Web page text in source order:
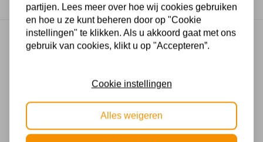
Gratis verzending
Gratis verzending in NL vanaf € 50,-
Makkelijk retourneren
Veilig online betalen
Veilig achteraf betalen met Klarna
partijen. Lees meer over hoe wij cookies gebruiken
en hoe u ze kunt beheren door op "Cookie
instellingen" te klikken. Als u akkoord gaat met ons
gebruik van cookies, klikt u op "Accepteren”.
Cookie instellingen
Alles weigeren